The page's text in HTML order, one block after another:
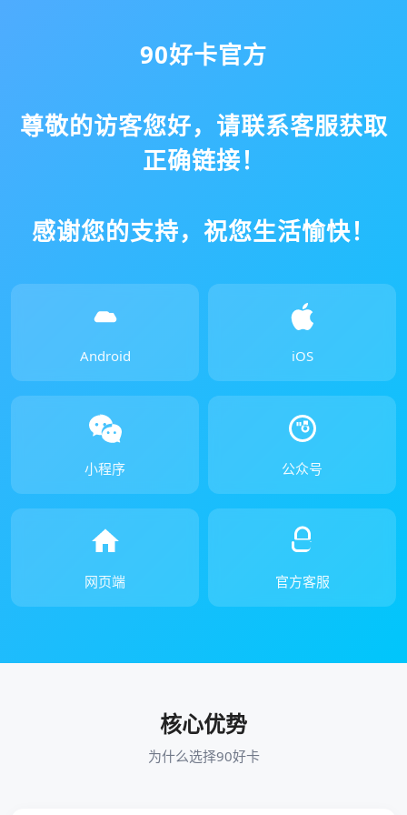
90好卡官方
尊敬的访客您好，请联系客服获取
正确链接！
感谢您的支持，祝您生活愉快！
Android iOS
小程序 公众号
网页端 官方客服
核心优势
为什么选择90好卡